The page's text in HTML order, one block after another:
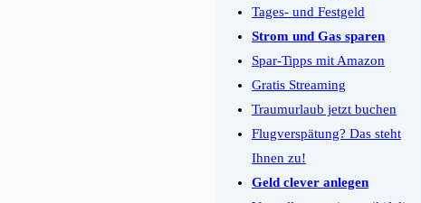
Button
einzuklappen
Tages- und Festgeld
Strom und Gas sparen
Spar-Tipps mit Amazon
Gratis Streaming
Traumurlaub jetzt buchen
Flugverspätung? Das steht
Ihnen zu!
Geld clever anlegen